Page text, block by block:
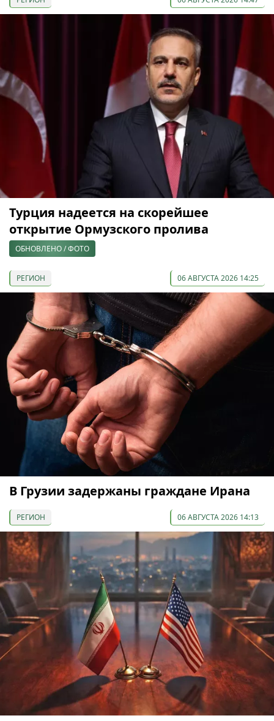
Турция надеется на скорейшее
открытие Ормузского пролива
ОБНОВЛЕНО / ФОТО
РЕГИОН 06 АВГУСТА 2026 14:25
В Грузии задержаны граждане Ирана
РЕГИОН 06 АВГУСТА 2026 14:13